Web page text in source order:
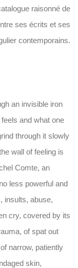
raisonné de
ses écrits et ses
contemporains.
an invisible iron
and what one
through it slowly
wall of feeling is
Comte, an
less powerful and
insults, abuse,
cry, covered by its
of spat out
narrow, patiently
skin,